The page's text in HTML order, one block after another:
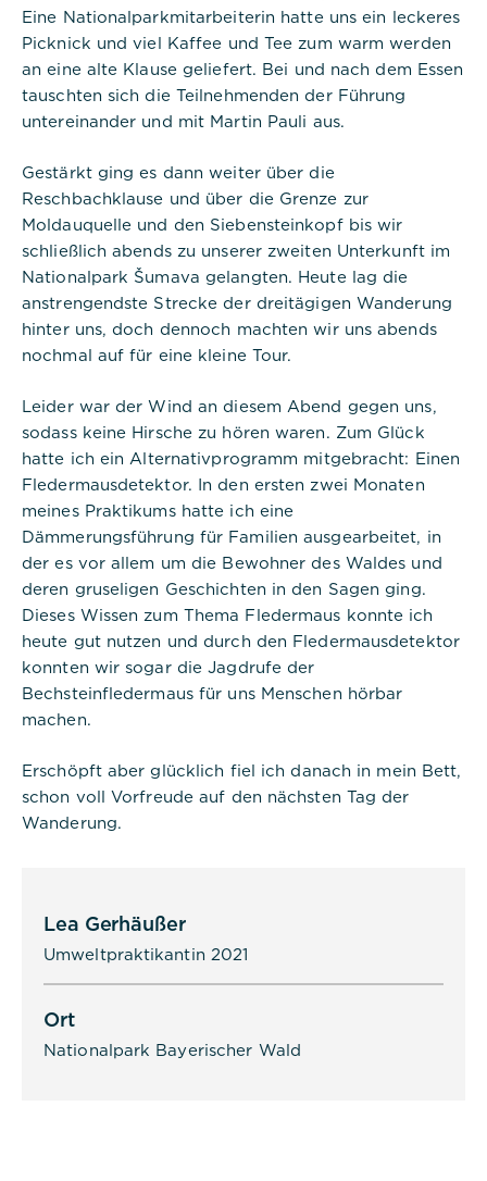
Eine Nationalparkmitarbeiterin hatte uns ein leckeres
Picknick und viel Kaffee und Tee zum warm werden
an eine alte Klause geliefert. Bei und nach dem Essen
tauschten sich die Teilnehmenden der Führung
untereinander und mit Martin Pauli aus.
Gestärkt ging es dann weiter über die
Reschbachklause und über die Grenze zur
Moldauquelle und den Siebensteinkopf bis wir
schließlich abends zu unserer zweiten Unterkunft im
Nationalpark Šumava gelangten. Heute lag die
anstrengendste Strecke der dreitägigen Wanderung
hinter uns, doch dennoch machten wir uns abends
nochmal auf für eine kleine Tour.
Leider war der Wind an diesem Abend gegen uns,
sodass keine Hirsche zu hören waren. Zum Glück
hatte ich ein Alternativprogramm mitgebracht: Einen
Fledermausdetektor. In den ersten zwei Monaten
meines Praktikums hatte ich eine
Dämmerungsführung für Familien ausgearbeitet, in
der es vor allem um die Bewohner des Waldes und
deren gruseligen Geschichten in den Sagen ging.
Dieses Wissen zum Thema Fledermaus konnte ich
heute gut nutzen und durch den Fledermausdetektor
konnten wir sogar die Jagdrufe der
Bechsteinfledermaus für uns Menschen hörbar
machen.
Erschöpft aber glücklich fiel ich danach in mein Bett,
schon voll Vorfreude auf den nächsten Tag der
Wanderung.
Lea Gerhäußer
Umweltpraktikantin 2021
Ort
Nationalpark Bayerischer Wald